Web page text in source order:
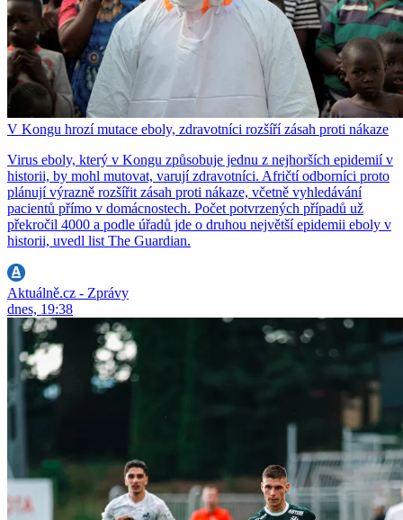
V Kongu hrozí mutace eboly, zdravotníci rozšíří zásah proti nákaze
Virus eboly, který v Kongu způsobuje jednu z nejhorších epidemií v
historii, by mohl mutovat, varují zdravotníci. Afričtí odborníci proto
plánují výrazně rozšířit zásah proti nákaze, včetně vyhledávání
pacientů přímo v domácnostech. Počet potvrzených případů už
překročil 4000 a podle úřadů jde o druhou největší epidemii eboly v
historii, uvedl list The Guardian.
Aktuálně.cz - Zprávy
dnes, 19:38